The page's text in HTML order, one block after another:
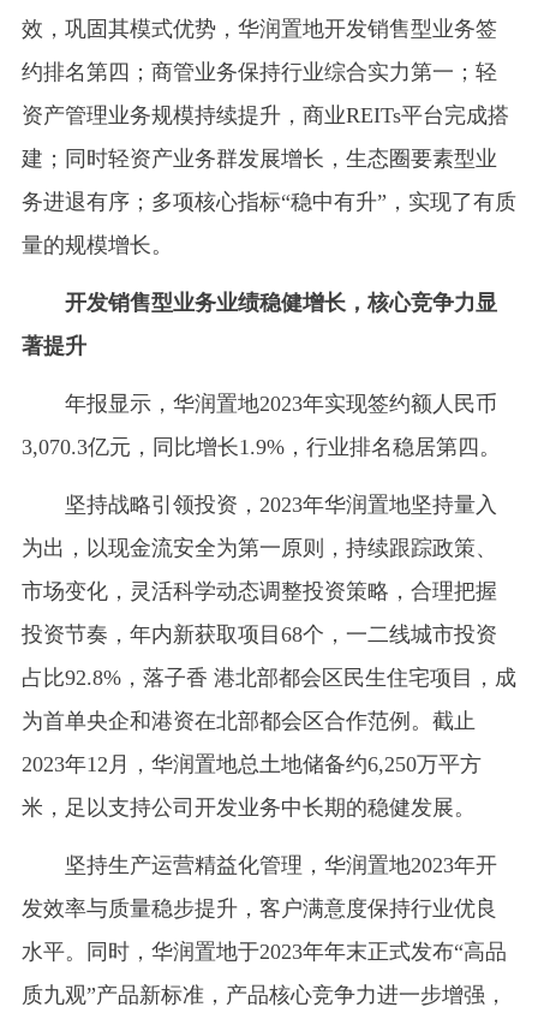
效，巩固其模式优势，华润置地开发销售型业务签
约排名第四；商管业务保持行业综合实力第一；轻
资产管理业务规模持续提升，商业REITs平台完成搭
建；同时轻资产业务群发展增长，生态圈要素型业
务进退有序；多项核心指标“稳中有升”，实现了有质
量的规模增长。
开发销售型业务业绩稳健增长，核心竞争力显
著提升
年报显示，华润置地2023年实现签约额人民币
3,070.3亿元，同比增长1.9%，行业排名稳居第四。
坚持战略引领投资，2023年华润置地坚持量入
为出，以现金流安全为第一原则，持续跟踪政策、
市场变化，灵活科学动态调整投资策略，合理把握
投资节奏，年内新获取项目68个，一二线城市投资
占比92.8%，落子香 港北部都会区民生住宅项目，成
为首单央企和港资在北部都会区合作范例。截止
2023年12月，华润置地总土地储备约6,250万平方
米，足以支持公司开发业务中长期的稳健发展。
坚持生产运营精益化管理，华润置地2023年开
发效率与质量稳步提升，客户满意度保持行业优良
水平。同时，华润置地于2023年年末正式发布“高品
质九观”产品新标准，产品核心竞争力进一步增强，